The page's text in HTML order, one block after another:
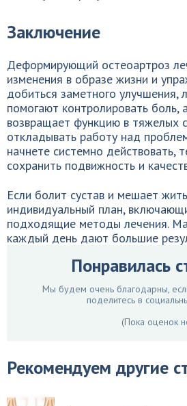
Заключение
Деформирующий остеоартроз
изменения в образе жизни и
добиться заметного улучшения,
помогают контролировать боль,
возвращает функцию в тяжелых
откладывать работу над
начнете системно действовать,
сохранить подвижность и
Если болит сустав и мешает
индивидуальный план,
подходящие методы лечения.
каждый день дают большие
Понравилась
Мы будем очень благодарны,
поделитесь в
(Пока оценок
Рекомендуем другие